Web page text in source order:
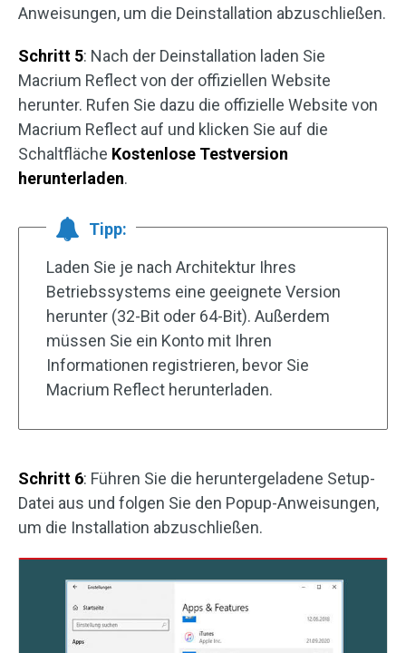
Anweisungen, um die Deinstallation abzuschließen.
Schritt 5: Nach der Deinstallation laden Sie
Macrium Reflect von der offiziellen Website
herunter. Rufen Sie dazu die offizielle Website von
Macrium Reflect auf und klicken Sie auf die
Schaltfläche Kostenlose Testversion
herunterladen.
Tipp:
Laden Sie je nach Architektur Ihres
Betriebssystems eine geeignete Version
herunter (32-Bit oder 64-Bit). Außerdem
müssen Sie ein Konto mit Ihren
Informationen registrieren, bevor Sie
Macrium Reflect herunterladen.
Schritt 6: Führen Sie die heruntergeladene Setup-
Datei aus und folgen Sie den Popup-Anweisungen,
um die Installation abzuschließen.